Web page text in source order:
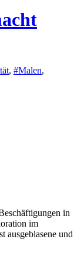
, #Malen,
im
ausgeblasene und